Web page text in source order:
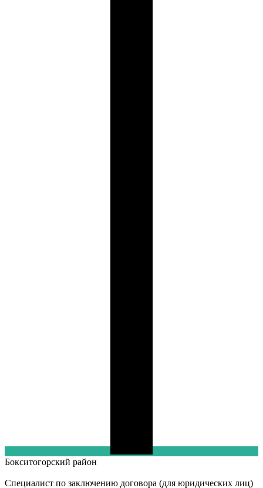
Бокситогорский район
Специалист по заключению договора (для юридических лиц)